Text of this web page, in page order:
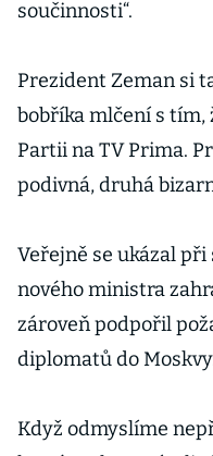
součinnosti“.
Prezident Zeman si
bobříka mlčení s tím,
Partii na TV Prima.
podivná, druhá
Veřejně se ukázal
nového ministra
zároveň podpořil
diplomatů do
Když odmyslíme